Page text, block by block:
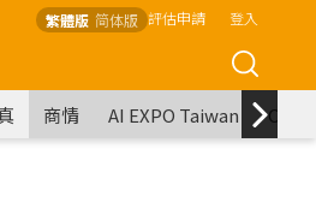
繁體版 简体版 評估申請 登入
商情 AI EXPO Taiwan